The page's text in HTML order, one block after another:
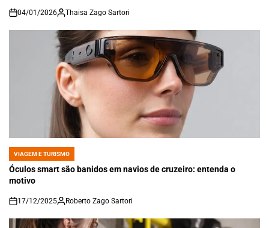
on
04/01/2026 Thaisa Zago Sartori
POSTED
IN
VIAGEM E TURISMO
Óculos smart são banidos em navios de cruzeiro: entenda o
motivo
on
17/12/2025 Roberto Zago Sartori